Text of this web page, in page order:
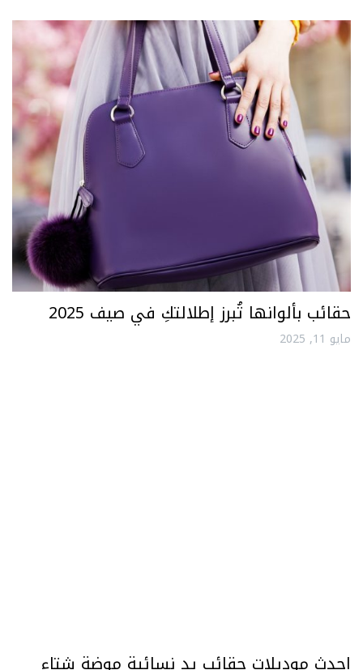
حقائب بألوانها تُبرز إطلالتكِ في صيف 2025
مايو 11, 2025
احدث موديلات حقائب يد نسائية موضة شتاء